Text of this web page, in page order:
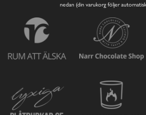
nedan (din varukorg följer